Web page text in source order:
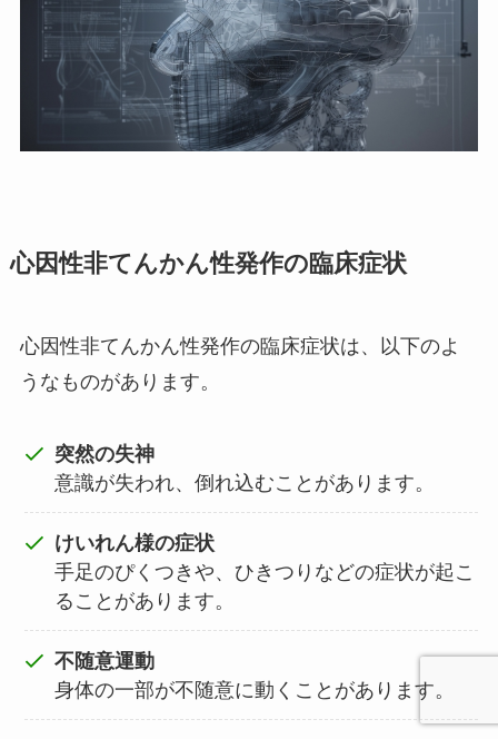
心因性非てんかん性発作の臨床症状
心因性非てんかん性発作の臨床症状は、以下のよ
うなものがあります。
突然の失神
意識が失われ、倒れ込むことがあります。
けいれん様の症状
手足のぴくつきや、ひきつりなどの症状が起こ
ることがあります。
不随意運動
身体の一部が不随意に動くことがあります。